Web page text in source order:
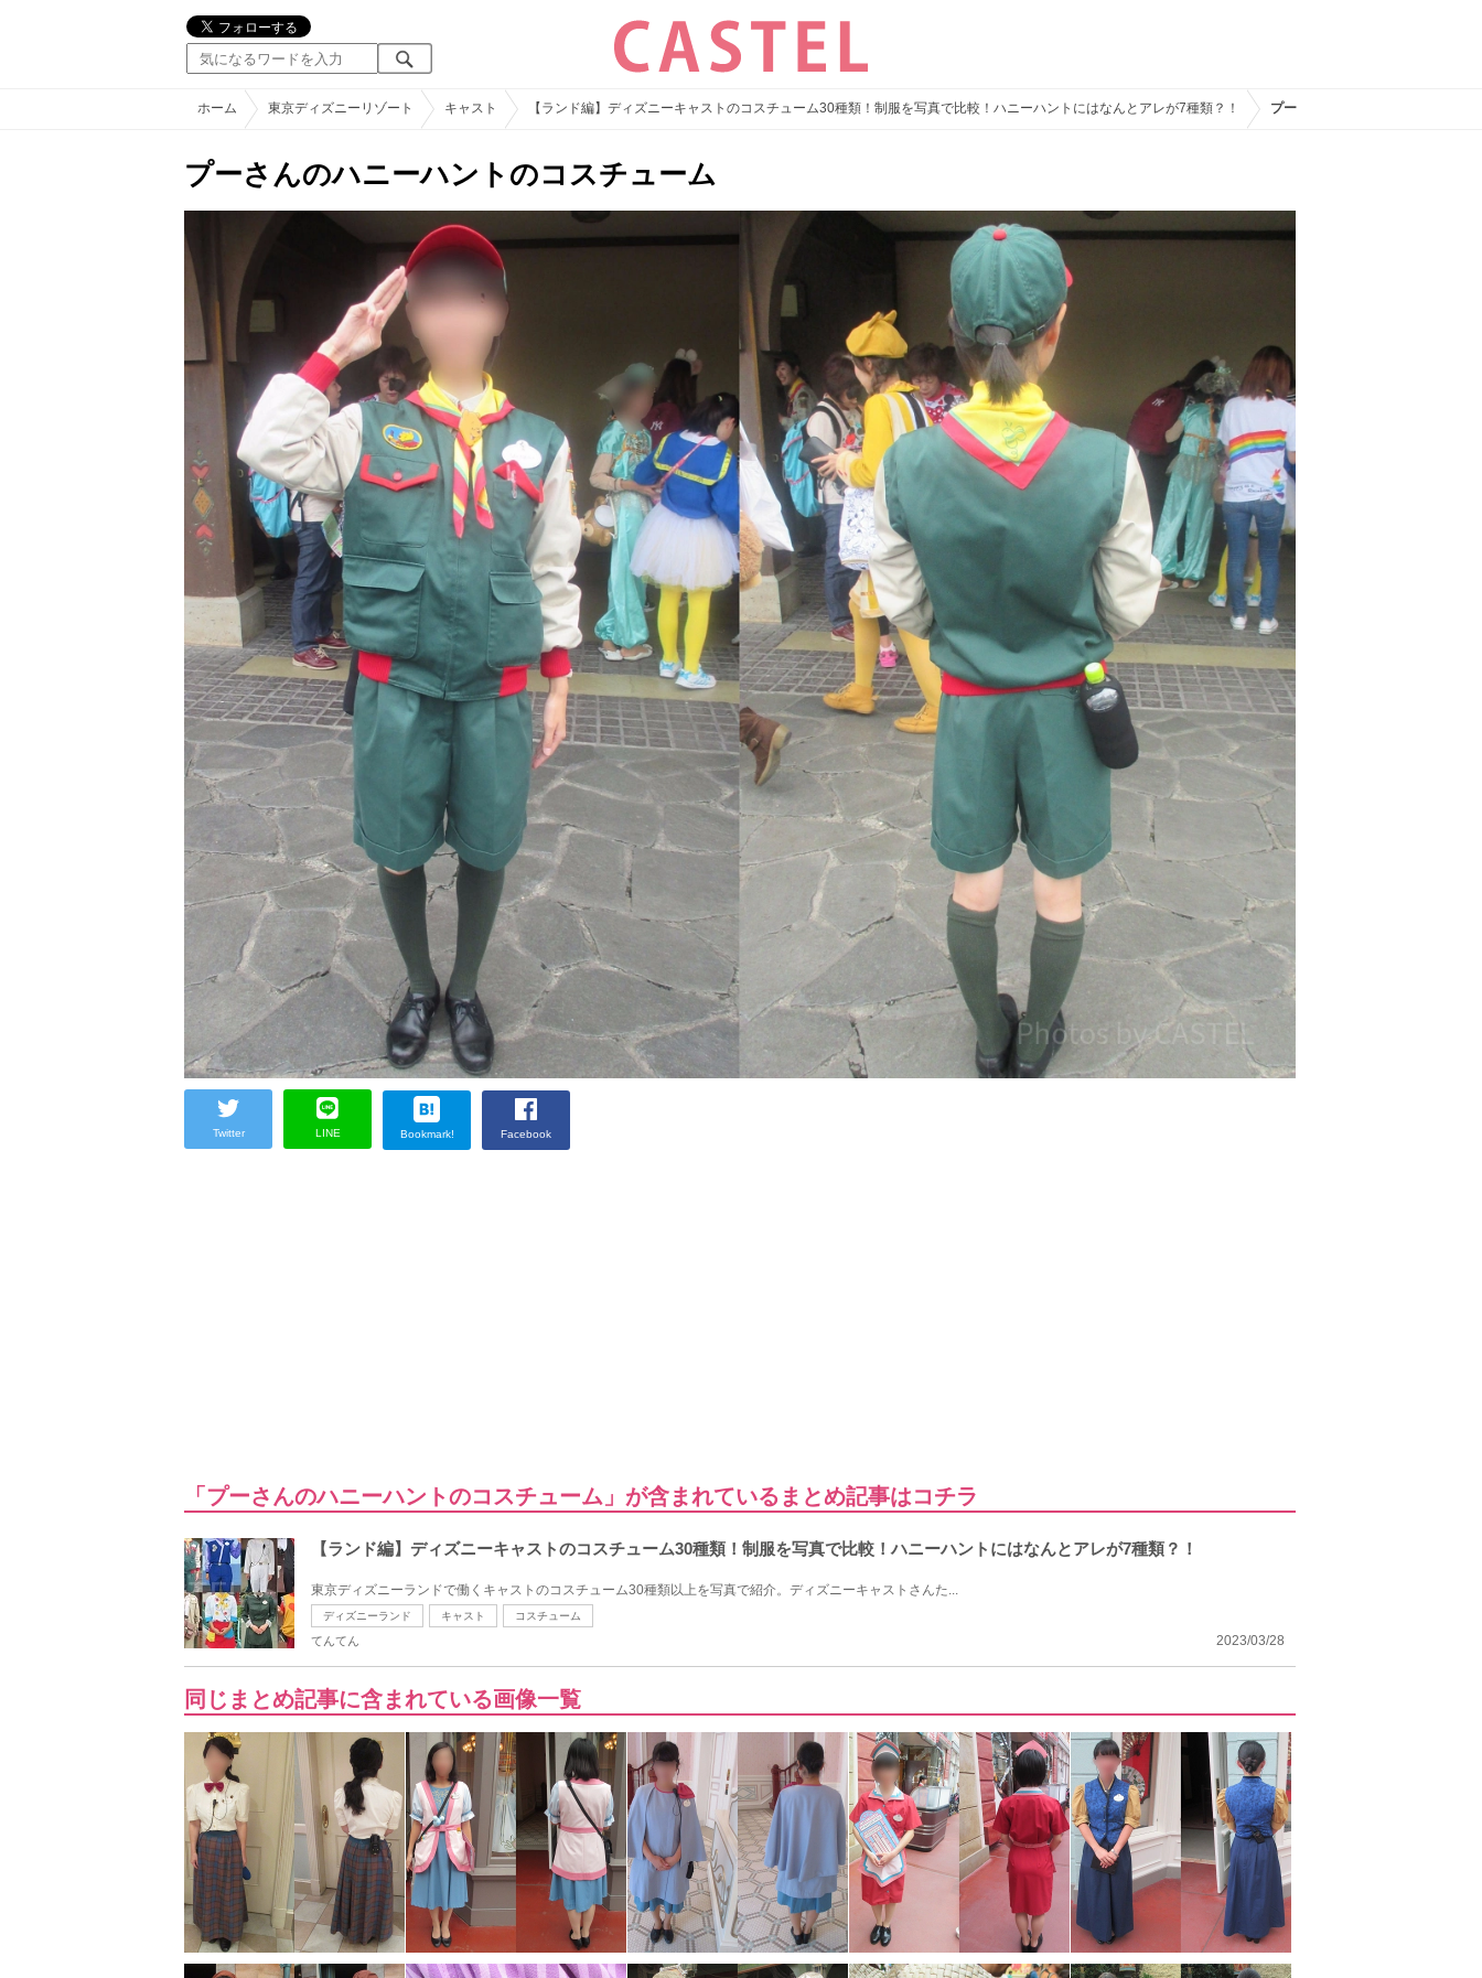
ホーム 東京ディズニーリゾート キャスト 【ランド編】ディズニーキャストのコスチューム30種類！制服を写真で比較！ハニーハントにはなんとアレが7種類？！ プーさんのハニーハントのコスチ
プーさんのハニーハントのコスチューム
Twitter LINE Bookmark! Facebook
「プーさんのハニーハントのコスチューム」が含まれているまとめ記事はコチラ
【ランド編】ディズニーキャストのコスチューム30種類！制服を写真で比較！ハニーハントにはなんとアレが7種類？！
東京ディズニーランドで働くキャストのコスチューム30種類以上を写真で紹介。ディズニーキャストさんた...
ディズニーランド キャスト コスチューム
2023/03/28
てんてん
同じまとめ記事に含まれている画像一覧